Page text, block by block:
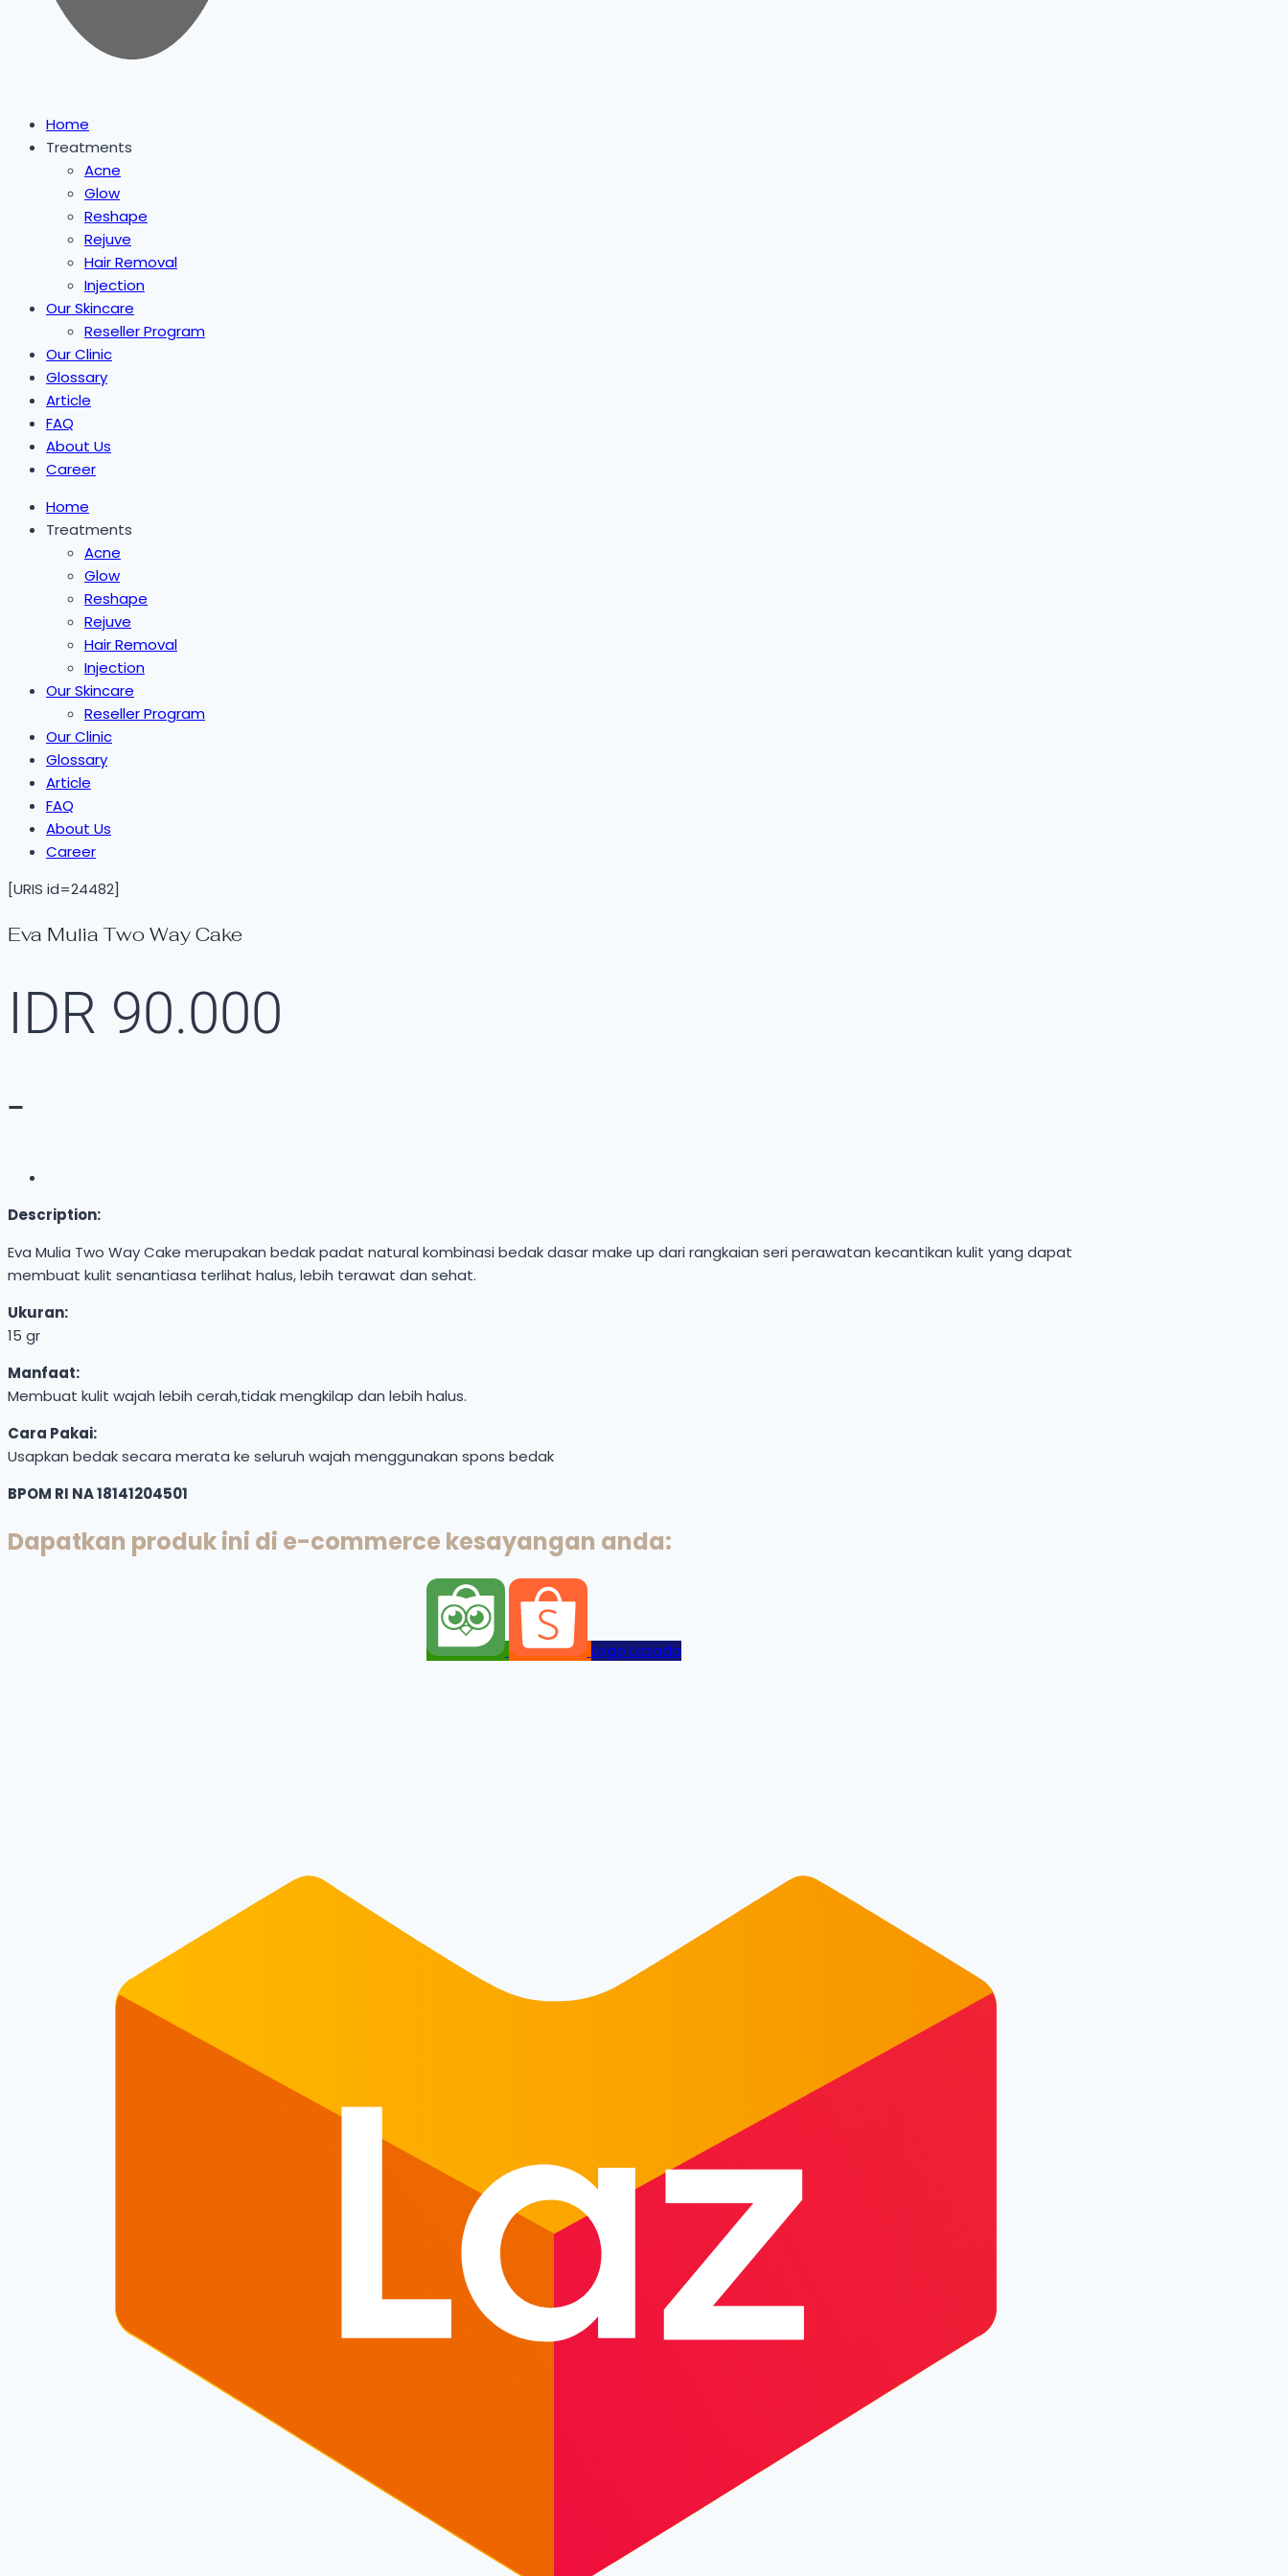
Home
Treatments
Acne
Glow
Reshape
Rejuve
Hair Removal
Injection
Our Skincare
Reseller Program
Our Clinic
Glossary
Article
FAQ
About Us
Career
Home
Treatments
Acne
Glow
Reshape
Rejuve
Hair Removal
Injection
Our Skincare
Reseller Program
Our Clinic
Glossary
Article
FAQ
About Us
Career
[URIS id=24482]
Eva Mulia Two Way Cake
IDR 90.000
-
Description:
Eva Mulia Two Way Cake merupakan bedak padat natural kombinasi bedak dasar make up dari rangkaian seri perawatan kecantikan kulit yang dapat
membuat kulit senantiasa terlihat halus, lebih terawat dan sehat.
Ukuran:
15 gr
Manfaat:
Membuat kulit wajah lebih cerah,tidak mengkilap dan lebih halus.
Cara Pakai:
Usapkan bedak secara merata ke seluruh wajah menggunakan spons bedak
BPOM RI NA 18141204501
Dapatkan produk ini di e-commerce kesayangan anda:
Logo Lazada